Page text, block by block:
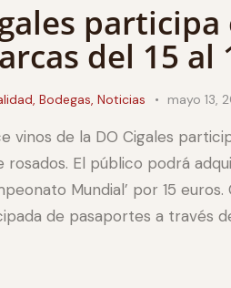
participa
del 15 al
, Bodegas, Noticias mayo 13,
vinos de la DO Cigales
rosados. El público podrá
Mundial’ por 15
de pasaportes a través